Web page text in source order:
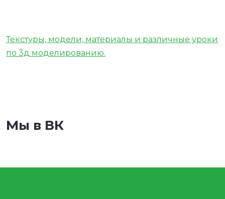
Текстуры, модели, материалы и различные уроки
по 3д моделированию.
Мы в ВК